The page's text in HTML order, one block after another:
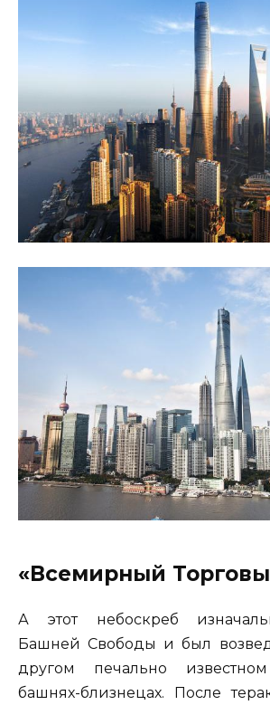
«Всемирный
А этот небоскреб
Башней Свободы и был
другом печально
башнях-близнецах. После